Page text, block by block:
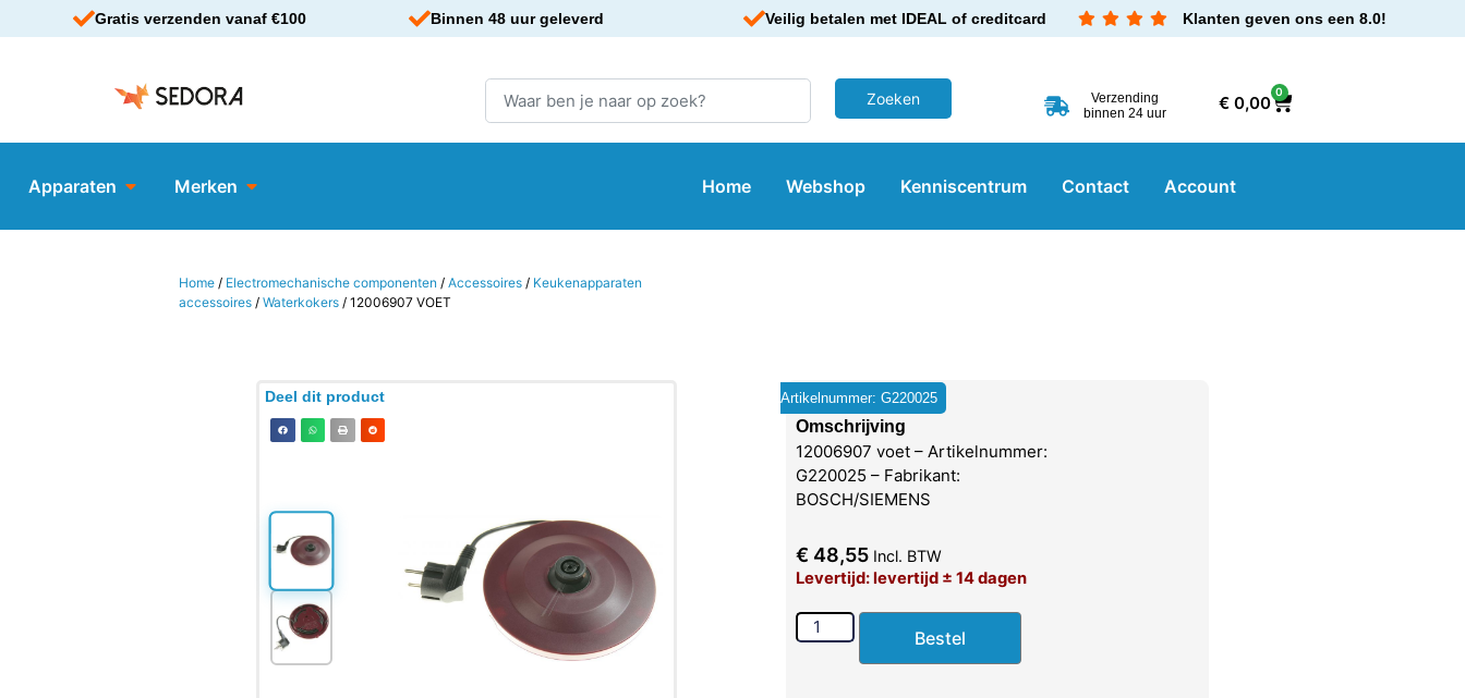
Gratis verzenden vanaf €100 Binnen 48 uur geleverd Veilig betalen met IDEAL of creditcard Klanten geven ons een 8.0!
Verzending
binnen 24 uur
€0,00
0
Apparaten Merken Home Webshop Kenniscentrum Contact Account
Home / Electromechanische componenten /Accessoires / Keukenapparaten
accessoires /Waterkokers / 12006907 VOET
Deel dit product Artikelnummer: G220025
Omschrijving
12006907 voet – Artikelnummer:
G220025 – Fabrikant:
BOSCH/SIEMENS
€ 48,55 Incl. BTW
Levertijd: levertijd ± 14 dagen
Bestel